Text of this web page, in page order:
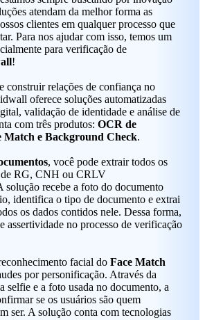
atendam da melhor forma as
clientes em qualquer processo que
Para nos ajudar com isso, temos um
para verificação de
!
construir relações de confiança no
oferece soluções automatizadas
validação de identidade e análise de
com três produtos: OCR de
Match e Background Check.
, você pode extrair todos os
de RG, CNH ou CRLV
solução recebe a foto do documento
identifica o tipo de documento e extrai
os dados contidos nele. Dessa forma,
assertividade no processo de verificação
facial do Face Match
por personificação. Através da
selfie e a foto usada no documento, a
se os usuários são quem
ser. A solução conta com tecnologias